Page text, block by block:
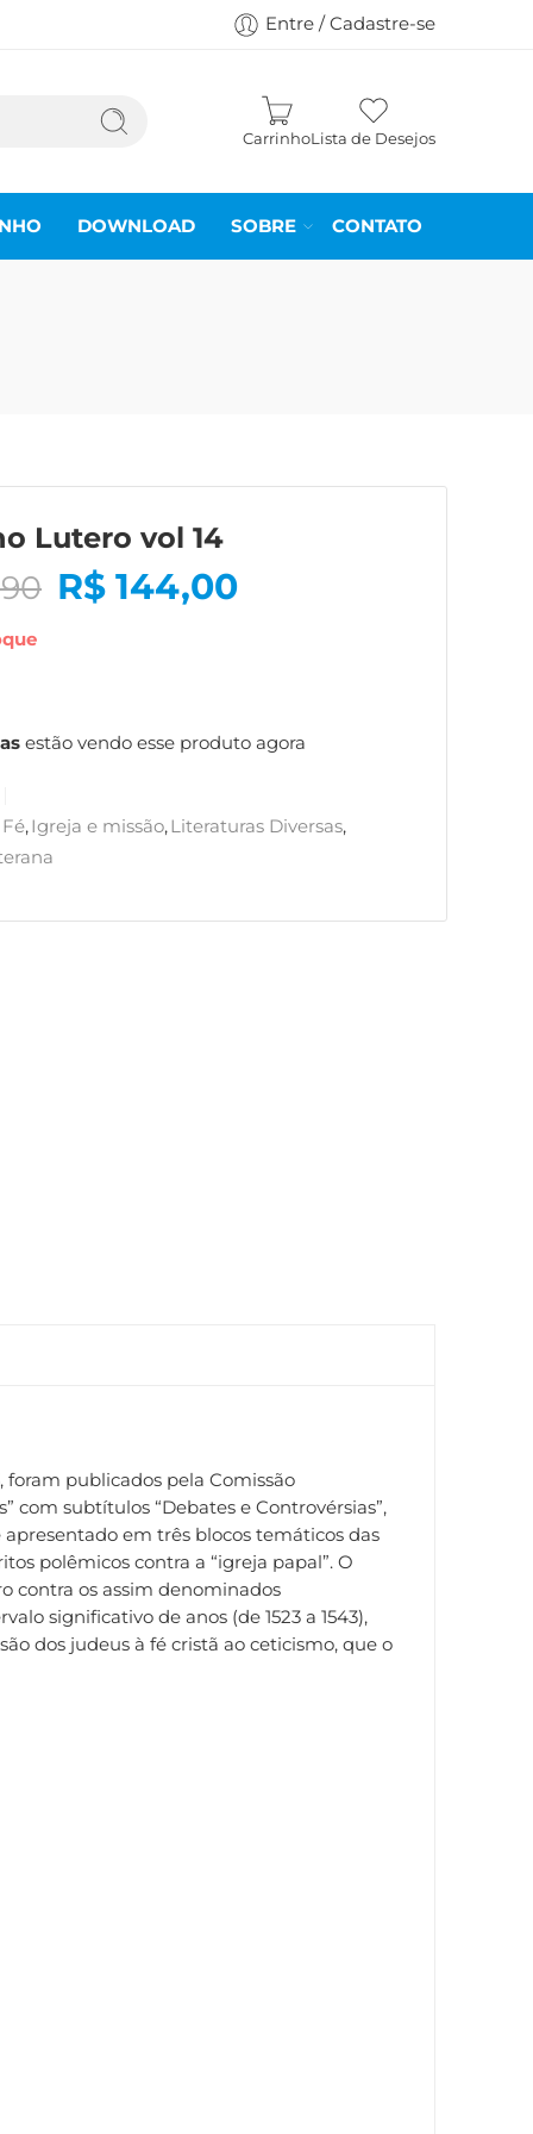
Entre / Cadastre-se
CarrinhoLista de Desejos
DOWNLOAD SOBRE CONTATO
Lutero vol 14
R$ 144,00
estão vendo esse produto agora
Fé,Igreja e missão,Literaturas Diversas,
foram publicados pela Comissão
com subtítulos “Debates e Controvérsias”,
em três blocos temáticos das
polêmicos contra a “igreja papal”. O
contra os assim denominados
significativo de anos (de 1523 a 1543),
dos judeus à fé cristã ao ceticismo, que o